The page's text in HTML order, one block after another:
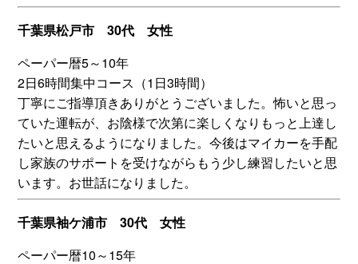
千葉県松戸市 30代 女性
ペーパー暦5～10年
2日6時間集中コース（1日3時間）
丁寧にご指導頂きありがとうございました。怖いと思っ
ていた運転が、お陰様で次第に楽しくなりもっと上達し
たいと思えるようになりました。今後はマイカーを手配
し家族のサポートを受けながらもう少し練習したいと思
います。お世話になりました。
千葉県袖ケ浦市 30代 女性
ペーパー暦10～15年